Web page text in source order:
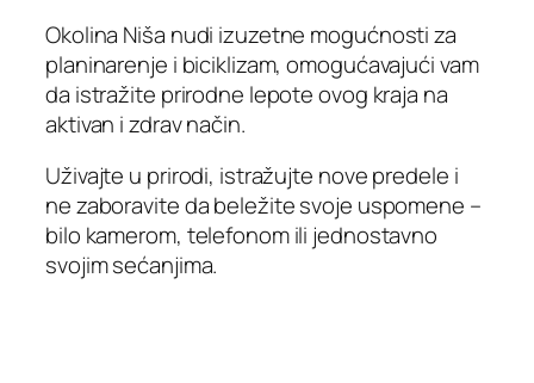
Okolina Niša nudi izuzetne mogućnosti za
planinarenje i biciklizam, omogućavajući vam
da istražite prirodne lepote ovog kraja na
aktivan i zdrav način.
Uživajte u prirodi, istražujte nove predele i
ne zaboravite da beležite svoje uspomene –
bilo kamerom, telefonom ili jednostavno
svojim sećanjima.